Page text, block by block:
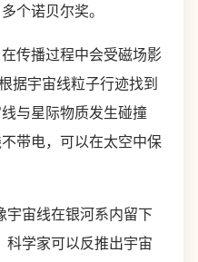
个诺贝尔奖。
传播过程中会受磁场影
据宇宙线粒子行迹找到
与星际物质发生碰撞
带电，可以在太空中保
宙线在银河系内留下
科学家可以反推出宇宙